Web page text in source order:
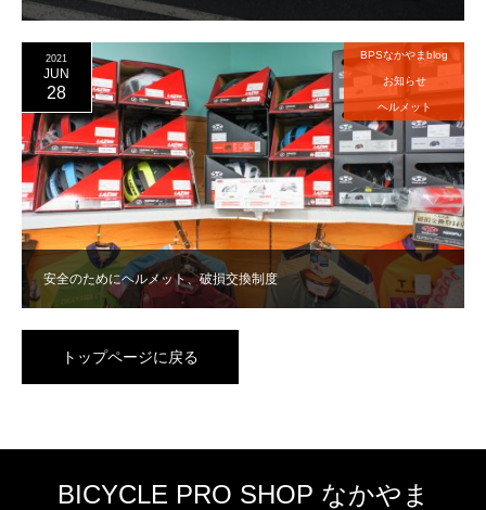
安全のためにヘルメット、破損交換制度
2021
JUN
28
BPSなかやまblog
お知らせ
ヘルメット
トップページに戻る
BICYCLE PRO SHOP なかやま